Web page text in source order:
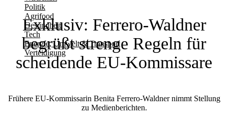
Politik
Agrifood
Gesundheit
Tech
Energie, Umwelt & Transport
Verteidigung
Exklusiv: Ferrero-Waldner
begrüßt strenge Regeln für
scheidende EU-Kommissare
Frühere EU-Kommissarin Benita Ferrero-Waldner nimmt Stellung
zu Medienberichten.